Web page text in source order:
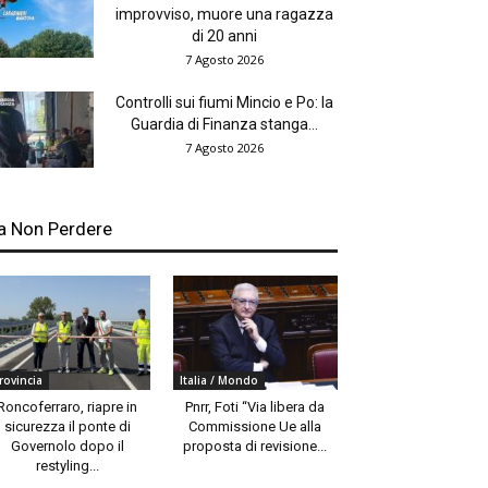
improvviso, muore una ragazza
di 20 anni
7 Agosto 2026
Controlli sui fiumi Mincio e Po: la
Guardia di Finanza stanga...
7 Agosto 2026
Non Perdere
riapre in
sicurezza il ponte di
Governolo dopo il
restyling...
Italia / Mondo
Pnrr, Foti “Via libera da
Commissione Ue alla
proposta di revisione...